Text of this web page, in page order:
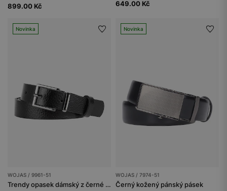
899.00 Kč
649.00 Kč
Novinka
WOJAS / 9961-51
Trendy opasek dámský z černé lícové kůže se sponou
Novinka
WOJAS / 7974-51
Černý kožený pánský pásek